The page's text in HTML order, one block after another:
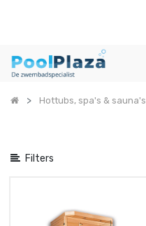
Hottubs, spa's & sauna's
Filters
Toon